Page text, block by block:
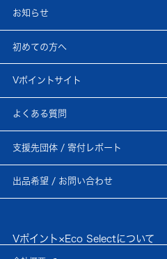
お知らせ
初めての方へ
Vポイントサイト
よくある質問
支援先団体 / 寄付レポート
出品希望 / お問い合わせ
Vポイント×Eco Selectについて